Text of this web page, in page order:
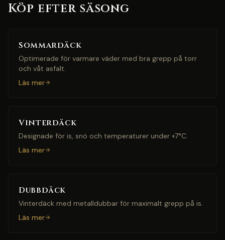
Köp efter säsong
Sommardäck
Optimerade för varmare väder med bra grepp på torr
och våt asfalt.
Läs mer
Vinterdäck
Designade för is, snö och temperaturer under +7°C.
Läs mer
Dubbdäck
Vinterdäck med metalldubbar för maximalt grepp på is.
Läs mer